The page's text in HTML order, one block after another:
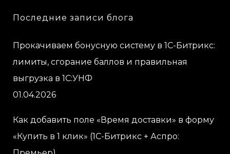
Последние записи блога
Прокачиваем бонусную систему в 1С-Битрикс:
лимиты, сгорание баллов и правильная
выгрузка в 1С:УНФ
01.04.2026
Как добавить поле «Время доставки» в форму
«Купить в 1 клик» (1С-Битрикс + Аспро: